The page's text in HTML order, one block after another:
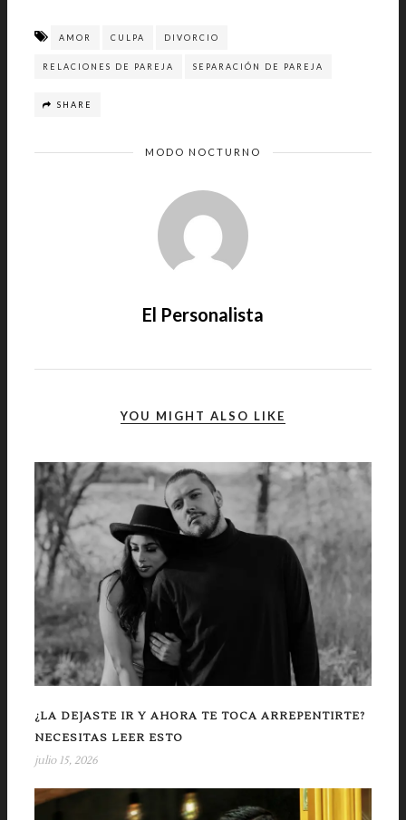
AMOR CULPA DIVORCIO
RELACIONES DE PAREJA SEPARACIÓN DE PAREJA
SHARE
MODO NOCTURNO
El Personalista
YOU MIGHT ALSO LIKE
¿LA DEJASTE IR Y AHORA TE TOCA ARREPENTIRTE?
NECESITAS LEER ESTO
julio 15, 2026